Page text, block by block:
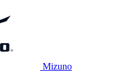
Mizuno